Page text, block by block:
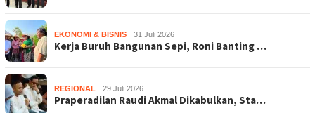
EKONOMI & BISNIS 31 Juli 2026
Kerja Buruh Bangunan Sepi, Roni Banting …
REGIONAL 29 Juli 2026
Praperadilan Raudi Akmal Dikabulkan, Sta…